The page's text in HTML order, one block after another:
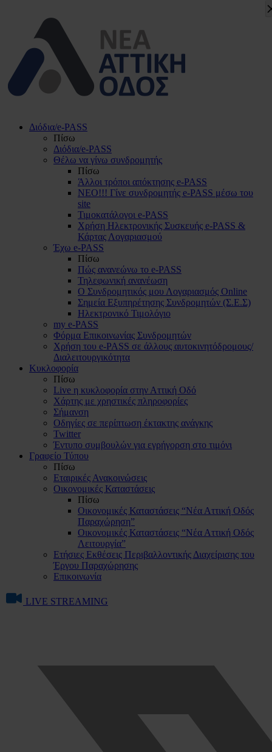
Διόδια/e-PASS
Πίσω
Διόδια/e-PASS
Θέλω να γίνω συνδρομητής
Πίσω
Άλλοι τρόποι απόκτησης e-PASS
ΝΕΟ!!! Γίνε συνδρομητής e-PASS μέσω του
site
Τιμοκατάλογοι e-PASS
Χρήση Ηλεκτρονικής Συσκευής e-PASS &
Κάρτας Λογαριασμού
Έχω e-PASS
Πίσω
Πώς ανανεώνω το e-PASS
Τηλεφωνική ανανέωση
Ο Συνδρομητικός μου Λογαριασμός Online
Σημεία Εξυπηρέτησης Συνδρομητών (Σ.Ε.Σ)
Ηλεκτρονικό Τιμολόγιο
my e-PASS
Φόρμα Επικοινωνίας Συνδρομητών
Χρήση του e-PASS σε άλλους αυτοκινητόδρομους/
Διαλειτουργικότητα
Κυκλοφορία
Πίσω
Live η κυκλοφορία στην Αττική Οδό
Χάρτης με χρηστικές πληροφορίες
Σήμανση
Οδηγίες σε περίπτωση έκτακτης ανάγκης
Twitter
Έντυπο συμβουλών για εγρήγορση στο τιμόνι
Γραφείο Τύπου
Πίσω
Εταιρικές Ανακοινώσεις
Οικονομικές Καταστάσεις
Πίσω
Οικονομικές Καταστάσεις “Νέα Αττική Οδός
Παραχώρηση”
Οικονομικές Καταστάσεις “Νέα Αττική Οδός
Λειτουργία”
Ετήσιες Εκθέσεις Περιβαλλοντικής Διαχείρισης του
Έργου Παραχώρησης
Επικοινωνία
LIVE STREAMING